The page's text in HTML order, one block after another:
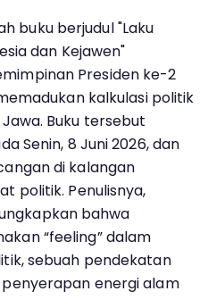
buku berjudul "Laku
dan Kejawen"
Presiden ke-2
kalkulasi politik
Buku tersebut
Senin, 8 Juni 2026, dan
di kalangan
politik. Penulisnya,
bahwa
“feeling” dalam
sebuah pendekatan
energi alam